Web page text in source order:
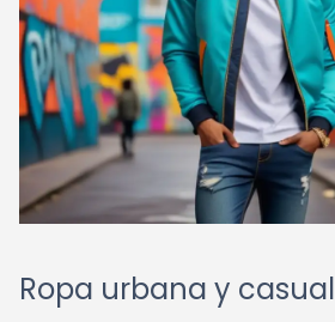
Ropa urbana y casual